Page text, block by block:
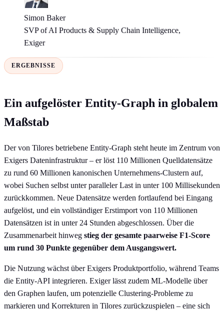
Simon Baker
SVP of AI Products & Supply Chain Intelligence,
Exiger
ERGEBNISSE
Ein aufgelöster Entity-Graph in globalem
Maßstab
Der von Tilores betriebene Entity-Graph steht heute im Zentrum von
Exigers Dateninfrastruktur – er löst 110 Millionen Quelldatensätze
zu rund 60 Millionen kanonischen Unternehmens-Clustern auf,
wobei Suchen selbst unter paralleler Last in unter 100 Millisekunden
zurückkommen. Neue Datensätze werden fortlaufend bei Eingang
aufgelöst, und ein vollständiger Erstimport von 110 Millionen
Datensätzen ist in unter 24 Stunden abgeschlossen. Über die
Zusammenarbeit hinweg stieg der gesamte paarweise F1-Score
um rund 30 Punkte gegenüber dem Ausgangswert.
Die Nutzung wächst über Exigers Produktportfolio, während Teams
die Entity-API integrieren. Exiger lässt zudem ML-Modelle über
den Graphen laufen, um potenzielle Clustering-Probleme zu
markieren und Korrekturen in Tilores zurückzuspielen – eine sich